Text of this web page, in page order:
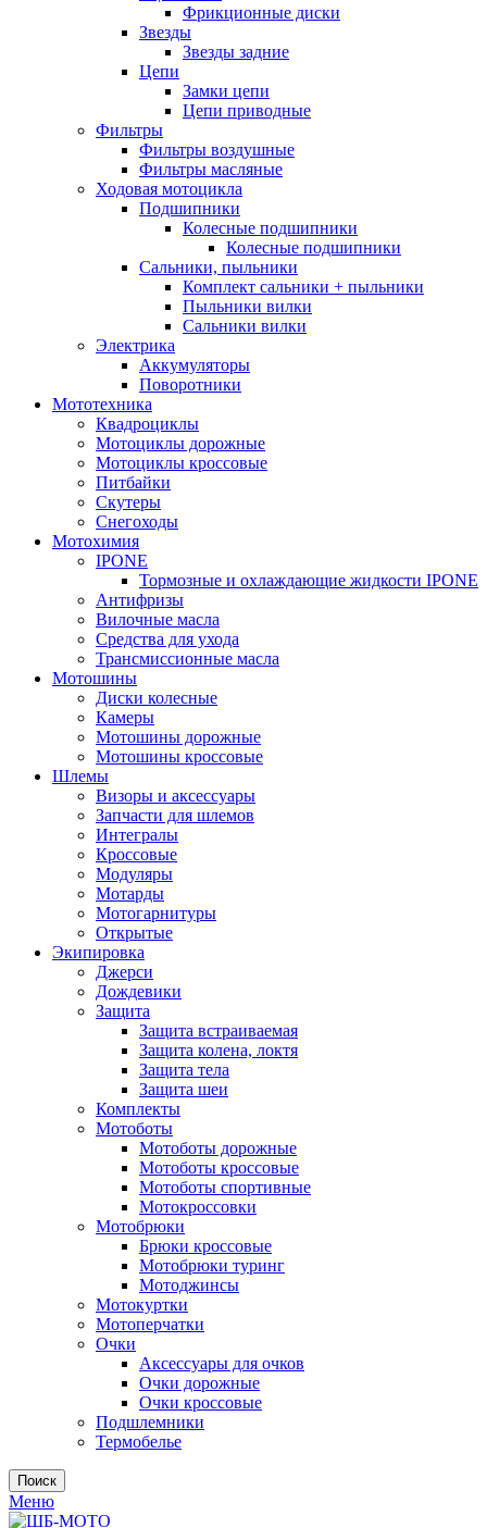
Фрикционные диски
Звезды
Звезды задние
Цепи
Замки цепи
Цепи приводные
Фильтры
Фильтры воздушные
Фильтры масляные
Ходовая мотоцикла
Подшипники
Колесные подшипники
Колесные подшипники
Сальники, пыльники
Комплект сальники + пыльники
Пыльники вилки
Сальники вилки
Электрика
Аккумуляторы
Поворотники
Мототехника
Квадроциклы
Мотоциклы дорожные
Мотоциклы кроссовые
Питбайки
Скутеры
Снегоходы
Мотохимия
IPONE
Тормозные и охлаждающие жидкости IPONE
Антифризы
Вилочные масла
Средства для ухода
Трансмиссионные масла
Мотошины
Диски колесные
Камеры
Мотошины дорожные
Мотошины кроссовые
Шлемы
Визоры и аксессуары
Запчасти для шлемов
Интегралы
Кроссовые
Модуляры
Мотарды
Мотогарнитуры
Открытые
Экипировка
Джерси
Дождевики
Защита
Защита встраиваемая
Защита колена, локтя
Защита тела
Защита шеи
Комплекты
Мотоботы
Мотоботы дорожные
Мотоботы кроссовые
Мотоботы спортивные
Мотокроссовки
Мотобрюки
Брюки кроссовые
Мотобрюки туринг
Мотоджинсы
Мотокуртки
Мотоперчатки
Очки
Аксессуары для очков
Очки дорожные
Очки кроссовые
Подшлемники
Термобелье
Поиск
Меню